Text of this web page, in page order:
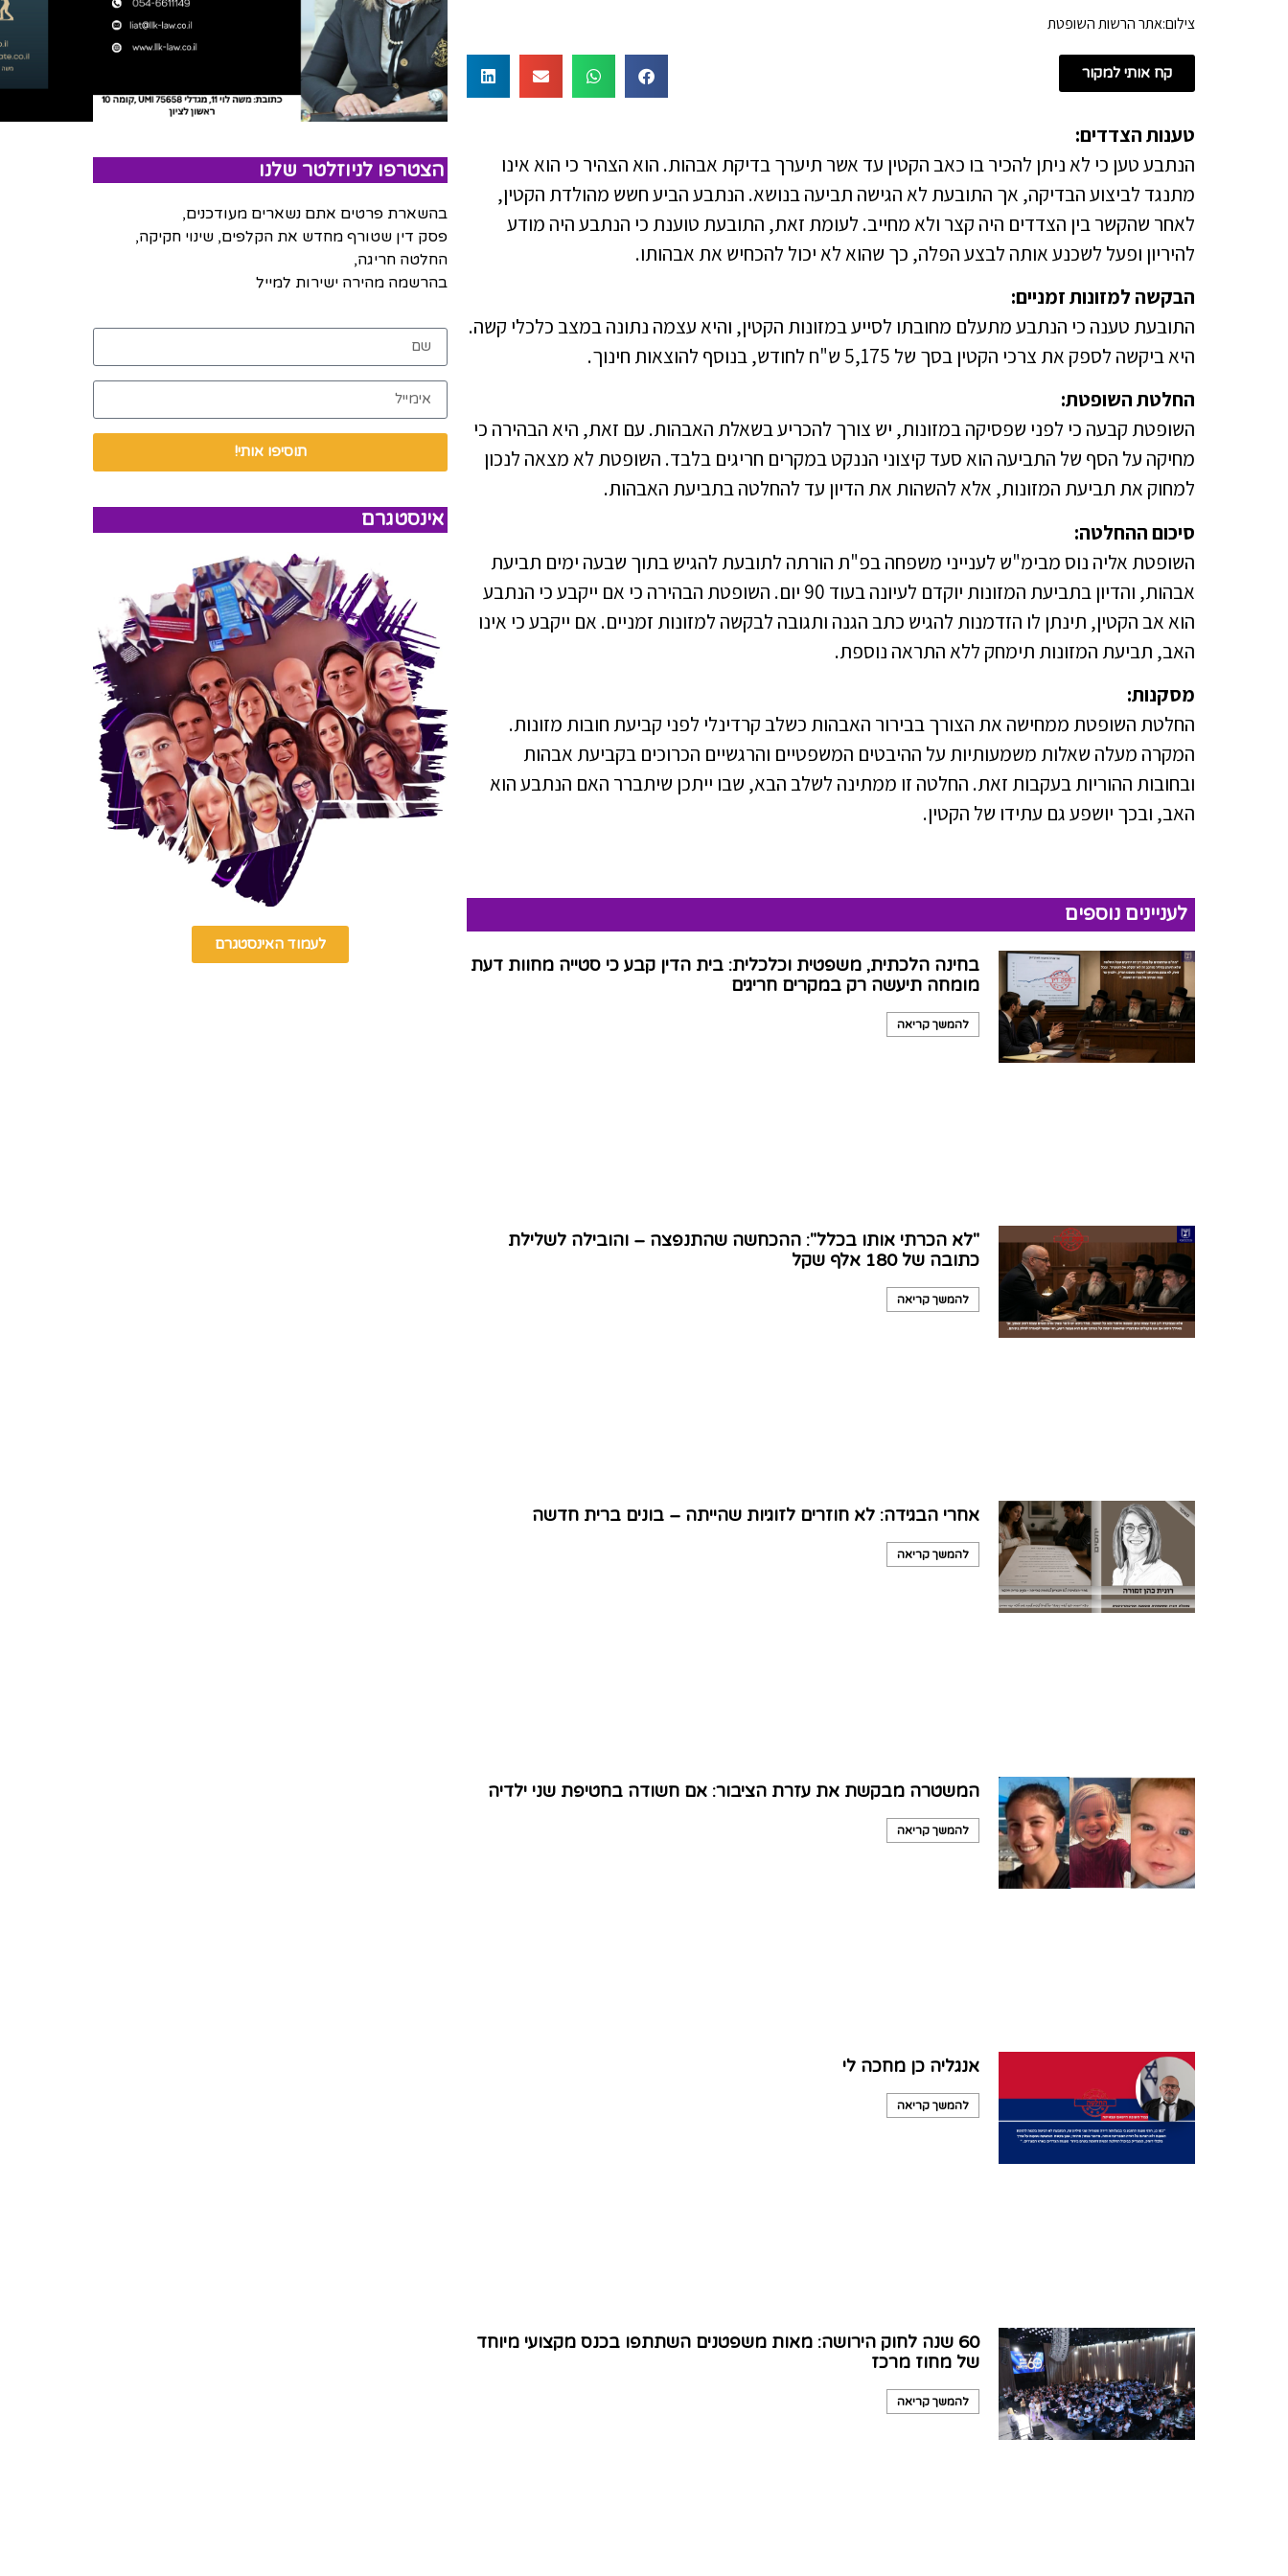
צילום:אתר הרשות השופטת
קח אותי למקור
טענות הצדדים:
הנתבע טען כי לא ניתן להכיר בו כאב הקטין עד אשר תיערך בדיקת אבהות. הוא הצהיר כי הוא אינו
מתנגד לביצוע הבדיקה, אך התובעת לא הגישה תביעה בנושא. הנתבע הביע חשש מהולדת הקטין,
לאחר שהקשר בין הצדדים היה קצר ולא מחייב. לעומת זאת, התובעת טוענת כי הנתבע היה מודע
להיריון ופעל לשכנע אותה לבצע הפלה, כך שהוא לא יכול להכחיש את אבהותו.
הבקשה למזונות זמניים:
התובעת טענה כי הנתבע מתעלם מחובתו לסייע במזונות הקטין, והיא עצמה נתונה במצב כלכלי קשה.
היא ביקשה לספק את צרכי הקטין בסך של 5,175 ש"ח לחודש, בנוסף להוצאות חינוך.
החלטת השופטת:
השופטת קבעה כי לפני שפסיקה במזונות, יש צורך להכריע בשאלת האבהות. עם זאת, היא הבהירה כי
מחיקה על הסף של התביעה הוא סעד קיצוני הננקט במקרים חריגים בלבד. השופטת לא מצאה לנכון
למחוק את תביעת המזונות, אלא להשהות את הדיון עד להחלטה בתביעת האבהות.
סיכום ההחלטה:
השופטת אליה נוס מבימ"ש לענייני משפחה בפ"ת הורתה לתובעת להגיש בתוך שבעה ימים תביעת
אבהות, והדיון בתביעת המזונות יוקדם לעיונה בעוד 90 יום. השופטת הבהירה כי אם ייקבע כי הנתבע
הוא אב הקטין, תינתן לו הזדמנות להגיש כתב הגנה ותגובה לבקשה למזונות זמניים. אם ייקבע כי אינו
האב, תביעת המזונות תימחק ללא התראה נוספת.
מסקנות:
החלטת השופטת ממחישה את הצורך בבירור האבהות כשלב קרדינלי לפני קביעת חובות מזונות.
המקרה מעלה שאלות משמעותיות על ההיבטים המשפטיים והרגשיים הכרוכים בקביעת אבהות
ובחובות ההוריות בעקבות זאת. החלטה זו ממתינה לשלב הבא, שבו ייתכן שיתברר האם הנתבע הוא
האב, ובכך יושפע גם עתידו של הקטין.
לעניינים נוספים
בחינה הלכתית, משפטית וכלכלית: בית הדין קבע כי סטייה מחוות דעת
מומחה תיעשה רק במקרים חריגים
להמשך קריאה
"לא הכרתי אותו בכלל": ההכחשה שהתנפצה – והובילה לשלילת
כתובה של 180 אלף שקל
להמשך קריאה
אחרי הבגידה: לא חוזרים לזוגיות שהייתה – בונים ברית חדשה
להמשך קריאה
המשטרה מבקשת את עזרת הציבור: אם חשודה בחטיפת שני ילדיה
להמשך קריאה
אנגליה כן מחכה לי
להמשך קריאה
60 שנה לחוק הירושה: מאות משפטנים השתתפו בכנס מקצועי מיוחד
של מחוז מרכז
להמשך קריאה
הצטרפו לניוזלטר שלנו
בהשארת פרטים אתם נשארים מעודכנים,
פסק דין שטורף מחדש את הקלפים, שינוי חקיקה,
החלטה חריגה,
בהרשמה מהירה ישירות למייל
תוסיפו אותי!
אינסטגרם
לעמוד האינסטגרם